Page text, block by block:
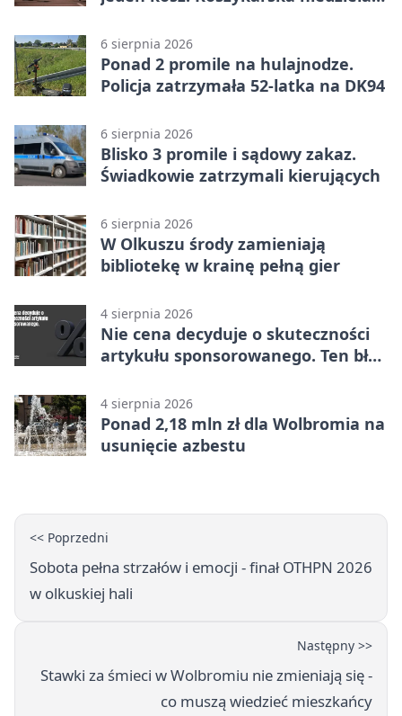
6 sierpnia 2026
Ponad 2 promile na hulajnodze.
Policja zatrzymała 52-latka na DK94
6 sierpnia 2026
Blisko 3 promile i sądowy zakaz.
Świadkowie zatrzymali kierujących
6 sierpnia 2026
W Olkuszu środy zamieniają
bibliotekę w krainę pełną gier
4 sierpnia 2026
Nie cena decyduje o skuteczności
artykułu sponsorowanego. Ten błąd
4 sierpnia 2026
Ponad 2,18 mln zł dla Wolbromia na
usunięcie azbestu
<< Poprzedni
Sobota pełna strzałów i emocji - finał OTHPN 2026
w olkuskiej hali
Następny >>
Stawki za śmieci w Wolbromiu nie zmieniają się -
co muszą wiedzieć mieszkańcy